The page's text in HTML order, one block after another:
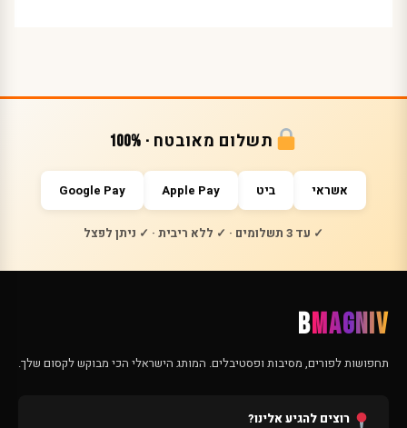
תשלום מאובטח · 100%
אשראי ביט Apple Pay
Google Pay
✓ עד 3 תשלומים · ✓ ללא ריבית · ✓ ניתן לפצל
BMAGNIV
תחפושות לפורים, מסיבות ופסטיבלים. המותג הישראלי הכי מבוקש לקסום שלך.
רוצים להגיע אלינו?